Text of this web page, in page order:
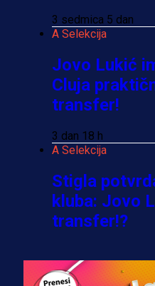
3 sedmica 5 dan
A Selekcija
Jovo Lukić
Cluja
transfer!
3 dan 18 h
A Selekcija
Stigla
kluba: Jovo
transfer!?
A Selekcija